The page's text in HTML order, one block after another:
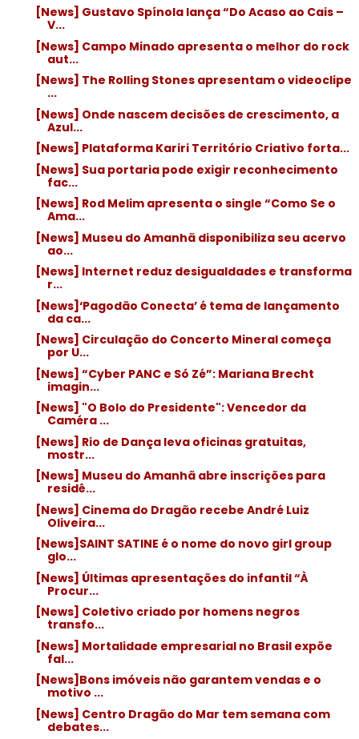
[News] Gustavo Spínola lança “Do Acaso ao Cais –
V...
[News] Campo Minado apresenta o melhor do rock
aut...
[News] The Rolling Stones apresentam o videoclipe
...
[News] Onde nascem decisões de crescimento, a
Azul...
[News] Plataforma Kariri Território Criativo forta...
[News] Sua portaria pode exigir reconhecimento
fac...
[News] Rod Melim apresenta o single “Como Se o
Ama...
[News] Museu do Amanhã disponibiliza seu acervo
ao...
[News] Internet reduz desigualdades e transforma
r...
[News]‘Pagodão Conecta’ é tema de lançamento
da ca...
[News] Circulação do Concerto Mineral começa
por U...
[News] “Cyber PANC e Só Zé”: Mariana Brecht
imagin...
[News] "O Bolo do Presidente": Vencedor da
Caméra ...
[News] Rio de Dança leva oficinas gratuitas,
mostr...
[News] Museu do Amanhã abre inscrições para
residê...
[News] Cinema do Dragão recebe André Luiz
Oliveira...
[News]SAINT SATINE é o nome do novo girl group
glo...
[News] Últimas apresentações do infantil “À
Procur...
[News] Coletivo criado por homens negros
transfo...
[News] Mortalidade empresarial no Brasil expõe
fal...
[News]Bons imóveis não garantem vendas e o
motivo ...
[News] Centro Dragão do Mar tem semana com
debates...